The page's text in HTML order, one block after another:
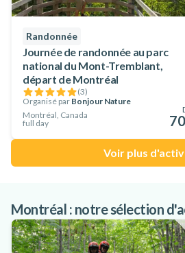
pouvant monter jusqu'à 910 mètres
que vous choisirez sur place. Alors si
grand air et souhaitez vous partir en
Montréal le temps d'une journée,
votre place pour cette sortie de
Parc régional de la Forêt Ouareau !
Randonnée
Journée de randonnée au parc
national du Mont-Tremblant,
départ de Montréal
(3)
Organisé par Bonjour Nature
Montréal, Canada
full day
Voir plus
Montréal : notre sélection